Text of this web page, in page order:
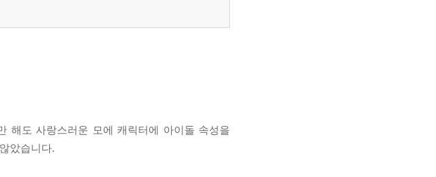
해도 사랑스러운 모에 캐릭터에 아이돌 속성을
았습니다.